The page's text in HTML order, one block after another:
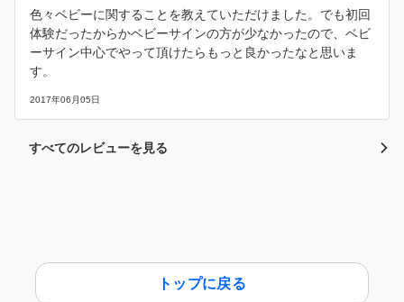
色々ベビーに関することを教えていただけました。でも初回
体験だったからかベビーサインの方が少なかったので、ベビ
ーサイン中心でやって頂けたらもっと良かったなと思いま
す。
2017年06月05日
すべてのレビューを見る
トップに戻る